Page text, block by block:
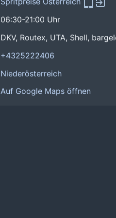
06:30-21:00 Uhr
DKV, Routex, UTA, Shell,
+4325222406
Niederösterreich
Auf Google Maps öffnen